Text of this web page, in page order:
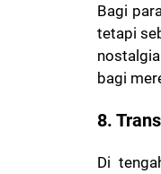
Bagi
tetapi
bagi
8.
Di